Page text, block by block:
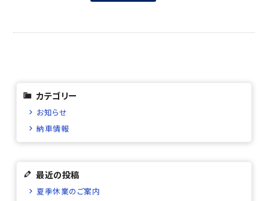
カテゴリー
お知らせ
納車情報
最近の投稿
夏季休業のご案内